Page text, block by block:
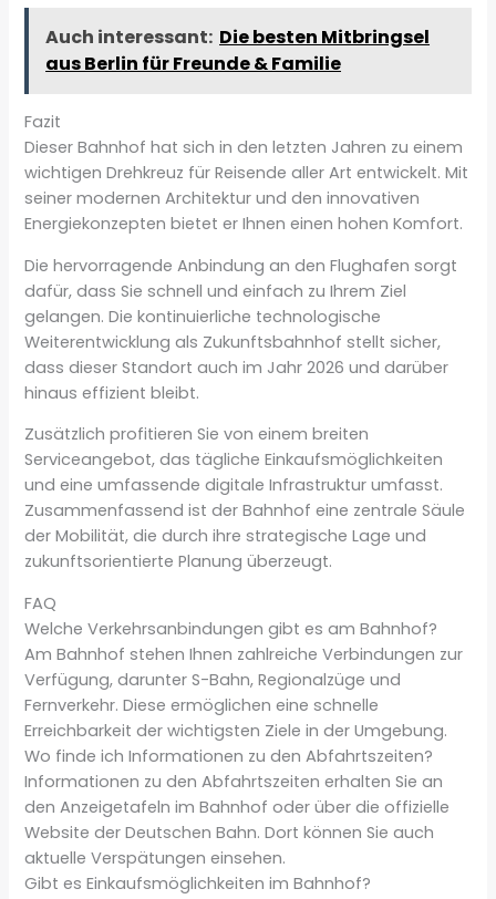
Auch interessant: Die besten Mitbringsel
aus Berlin für Freunde & Familie
Fazit
Dieser Bahnhof hat sich in den letzten Jahren zu einem
wichtigen Drehkreuz für Reisende aller Art entwickelt. Mit
seiner modernen Architektur und den innovativen
Energiekonzepten bietet er Ihnen einen hohen Komfort.
Die hervorragende Anbindung an den Flughafen sorgt
dafür, dass Sie schnell und einfach zu Ihrem Ziel
gelangen. Die kontinuierliche technologische
Weiterentwicklung als Zukunftsbahnhof stellt sicher,
dass dieser Standort auch im Jahr 2026 und darüber
hinaus effizient bleibt.
Zusätzlich profitieren Sie von einem breiten
Serviceangebot, das tägliche Einkaufsmöglichkeiten
und eine umfassende digitale Infrastruktur umfasst.
Zusammenfassend ist der Bahnhof eine zentrale Säule
der Mobilität, die durch ihre strategische Lage und
zukunftsorientierte Planung überzeugt.
FAQ
Welche Verkehrsanbindungen gibt es am Bahnhof?
Am Bahnhof stehen Ihnen zahlreiche Verbindungen zur
Verfügung, darunter S-Bahn, Regionalzüge und
Fernverkehr. Diese ermöglichen eine schnelle
Erreichbarkeit der wichtigsten Ziele in der Umgebung.
Wo finde ich Informationen zu den Abfahrtszeiten?
Informationen zu den Abfahrtszeiten erhalten Sie an
den Anzeigetafeln im Bahnhof oder über die offizielle
Website der Deutschen Bahn. Dort können Sie auch
aktuelle Verspätungen einsehen.
Gibt es Einkaufsmöglichkeiten im Bahnhof?